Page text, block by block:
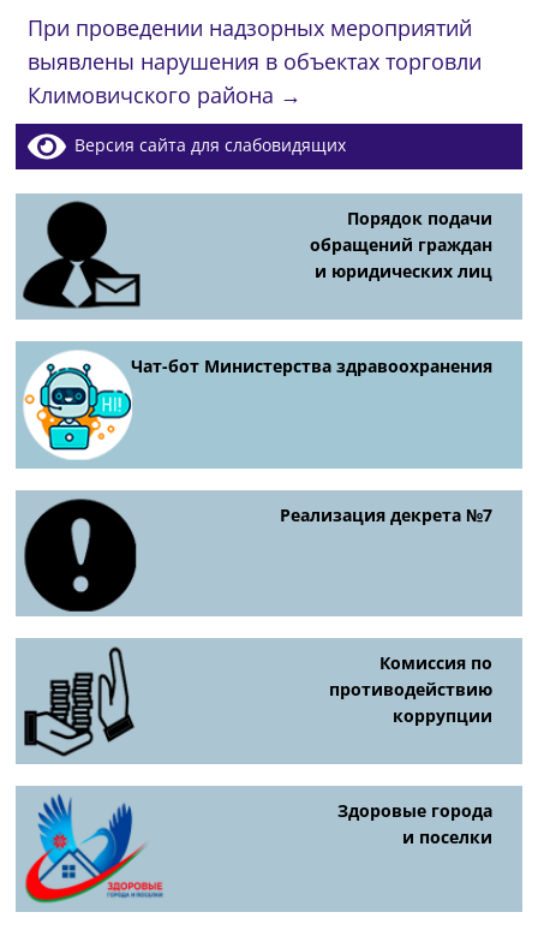
При проведении надзорных мероприятий
выявлены нарушения в объектах торговли
Климовичского района →
Версия сайта для слабовидящих
Порядок подачи
обращений граждан
и юридических лиц
Чат-бот Министерства здравоохранения
Реализация декрета №7
Комиссия по
противодействию
коррупции
Здоровые города
и поселки